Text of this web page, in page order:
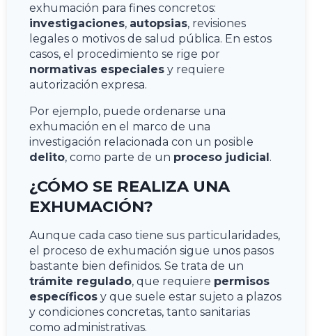
exhumación para fines concretos:
investigaciones, autopsias, revisiones
legales o motivos de salud pública. En estos
casos, el procedimiento se rige por
normativas especiales y requiere
autorización expresa.
Por ejemplo, puede ordenarse una
exhumación en el marco de una
investigación relacionada con un posible
delito, como parte de un proceso judicial.
¿CÓMO SE REALIZA UNA
EXHUMACIÓN?
Aunque cada caso tiene sus particularidades,
el proceso de exhumación sigue unos pasos
bastante bien definidos. Se trata de un
trámite regulado, que requiere permisos
específicos y que suele estar sujeto a plazos
y condiciones concretas, tanto sanitarias
como administrativas.